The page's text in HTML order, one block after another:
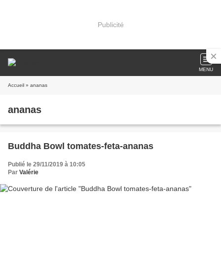
Publicité
MENU
Accueil » ananas
ananas
Buddha Bowl tomates-feta-ananas
Publié le 29/11/2019 à 10:05
Par Valérie